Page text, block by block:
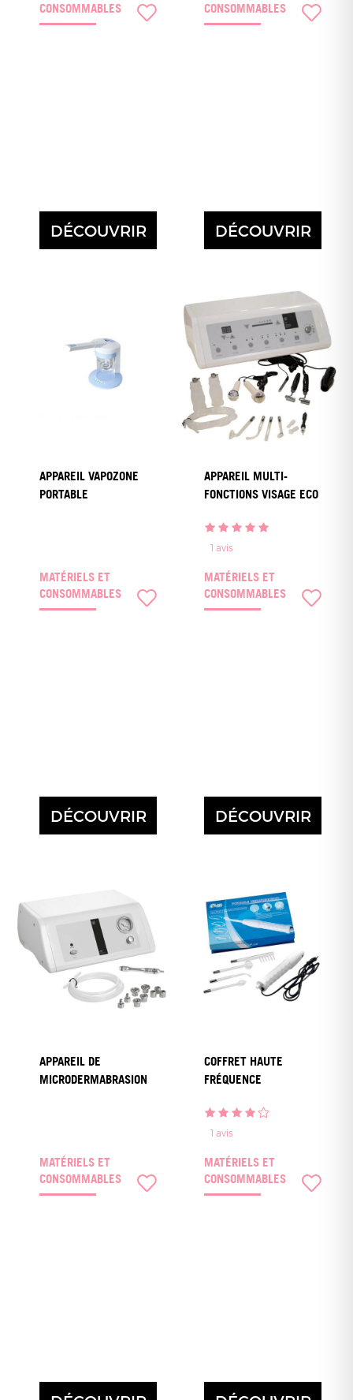
CONSOMMABLES
DÉCOUVRIR
CONSOMMABLES
DÉCOUVRIR
APPAREIL VAPOZONE
PORTABLE
MATÉRIELS ET
CONSOMMABLES
DÉCOUVRIR
APPAREIL MULTI-
FONCTIONS VISAGE ECO
1 avis
MATÉRIELS ET
CONSOMMABLES
DÉCOUVRIR
APPAREIL DE
MICRODERMABRASION
MATÉRIELS ET
CONSOMMABLES
COFFRET HAUTE
FRÉQUENCE
1 avis
MATÉRIELS ET
CONSOMMABLES